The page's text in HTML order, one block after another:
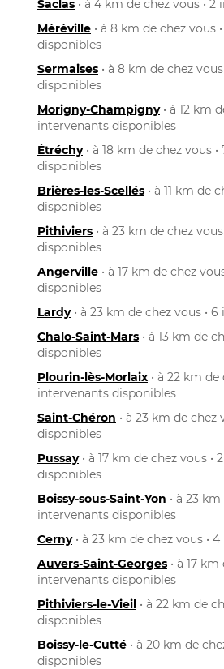
Saclas • à 4 km de chez vous •
Méréville • à 8 km de chez vous
disponibles
Sermaises • à 8 km de chez
disponibles
Morigny-Champigny• à 12 km
intervenants disponibles
Étréchy• à 18 km de chez vous
disponibles
Brières-les-Scellés • à 11 km de
disponibles
Pithiviers • à 23 km de chez
disponibles
Angerville • à 17 km de chez
disponibles
Lardy• à 23 km de chez vous •
Chalo-Saint-Mars • à 13 km de
disponibles
Plourin-lès-Morlaix • à 22 km de
intervenants disponibles
Saint-Chéron • à 23 km de chez
disponibles
Pussay• à 17 km de chez vous •
disponibles
Boissy-sous-Saint-Yon • à 23
intervenants disponibles
Cerny• à 23 km de chez vous •
Auvers-Saint-Georges • à 17
intervenants disponibles
Pithiviers-le-Vieil • à 22 km de
disponibles
Boissy-le-Cutté • à 20 km de
disponibles